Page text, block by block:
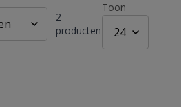
2
producten
Toon